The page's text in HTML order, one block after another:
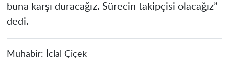
buna karşı duracağız. Sürecin takipçisi olacağız”
dedi.
Muhabir: İclal Çiçek